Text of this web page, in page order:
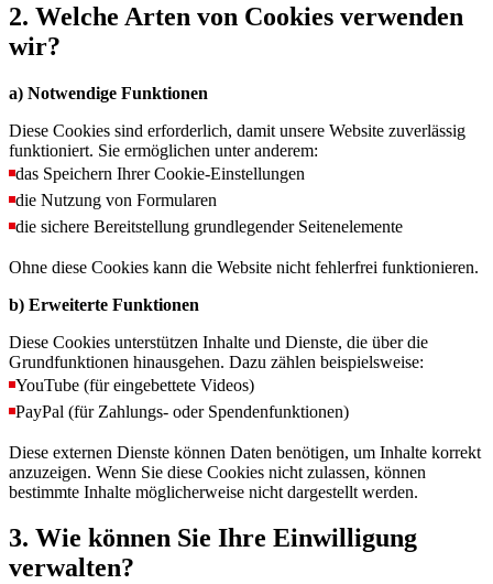
2. Welche Arten von Cookies verwenden
wir?
a) Notwendige Funktionen
Diese Cookies sind erforderlich, damit unsere Website zuverlässig
funktioniert. Sie ermöglichen unter anderem:
das Speichern Ihrer Cookie-Einstellungen
die Nutzung von Formularen
die sichere Bereitstellung grundlegender Seitenelemente
Ohne diese Cookies kann die Website nicht fehlerfrei funktionieren.
b) Erweiterte Funktionen
Diese Cookies unterstützen Inhalte und Dienste, die über die
Grundfunktionen hinausgehen. Dazu zählen beispielsweise:
YouTube (für eingebettete Videos)
PayPal (für Zahlungs- oder Spendenfunktionen)
Diese externen Dienste können Daten benötigen, um Inhalte korrekt
anzuzeigen. Wenn Sie diese Cookies nicht zulassen, können
bestimmte Inhalte möglicherweise nicht dargestellt werden.
3. Wie können Sie Ihre Einwilligung
verwalten?